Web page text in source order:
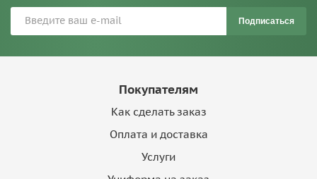
Подписаться
Покупателям
Как сделать заказ
Оплата и доставка
Услуги